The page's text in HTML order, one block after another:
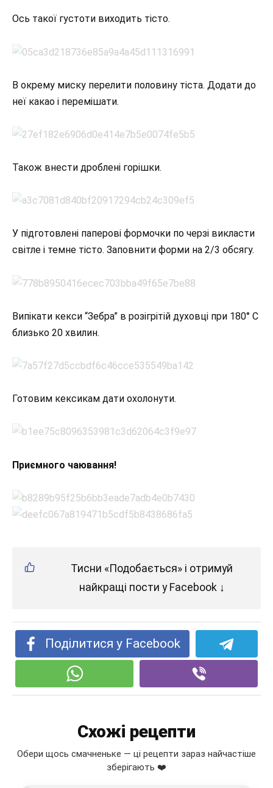
Ось такої густоти виходить тісто.
В окрему миску перелити половину тіста. Додати до
неї какао і перемішати.
Також внести дроблені горішки.
У підготовлені паперові формочки по черзі викласти
світле і темне тісто. Заповнити форми на 2/3 обсягу.
Випікати кекси “Зебра” в розігрітій духовці при 180° С
близько 20 хвилин.
Готовим кексикам дати охолонути.
Приємного чаювання!
Тисни «Подобається» і отримуй
найкращі пости у Facebook ↓
Поділитися у Facebook
Схожі рецепти
Обери щось смачненьке — ці рецепти зараз найчастіше
зберігають ❤️